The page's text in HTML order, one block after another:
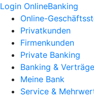
Login OnlineBanking
Online-
Privatkunden
Firmenkunden
Private Banking
Banking & Verträge
Meine Bank
Service &